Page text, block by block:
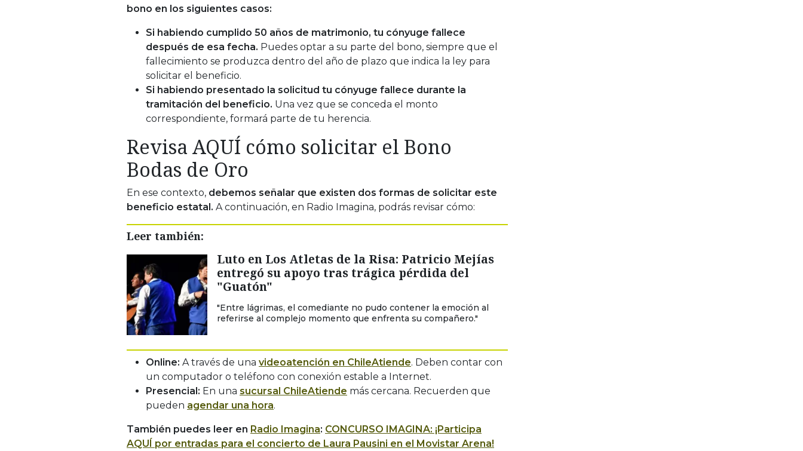
bono en los siguientes casos:
Si habiendo cumplido 50 años de matrimonio, tu cónyuge fallece
después de esa fecha. Puedes optar a su parte del bono, siempre que el
fallecimiento se produzca dentro del año de plazo que indica la ley para
solicitar el beneficio.
Si habiendo presentado la solicitud tu cónyuge fallece durante la
tramitación del beneficio. Una vez que se conceda el monto
correspondiente, formará parte de tu herencia.
Revisa AQUÍ cómo solicitar el Bono
Bodas de Oro
En ese contexto, debemos señalar que existen dos formas de solicitar este
beneficio estatal. A continuación, en Radio Imagina, podrás revisar cómo:
Leer también:
Luto en Los Atletas de la Risa: Patricio Mejías
entregó su apoyo tras trágica pérdida del
"Guatón"
"Entre lágrimas, el comediante no pudo contener la emoción al
referirse al complejo momento que enfrenta su compañero."
Online: A través de una videoatención en ChileAtiende. Deben contar con
un computador o teléfono con conexión estable a Internet.
Presencial: En una sucursal ChileAtiende más cercana. Recuerden que
pueden agendar una hora.
También puedes leer en Radio Imagina: CONCURSO IMAGINA: ¡Participa
AQUÍ por entradas para el concierto de Laura Pausini en el Movistar Arena!